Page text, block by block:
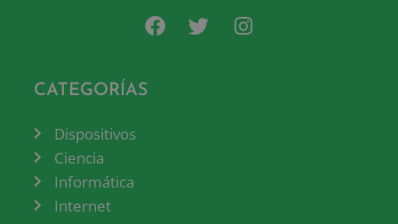
CATEGORÍAS
Dispositivos
Ciencia
Informática
Internet